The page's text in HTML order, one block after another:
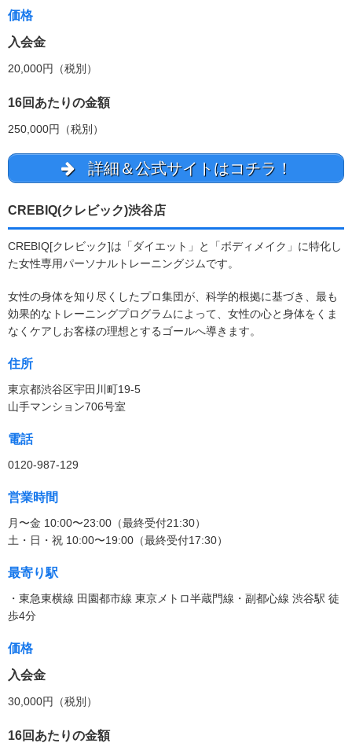
価格
入会金
20,000円（税別）
16回あたりの金額
250,000円（税別）
詳細＆公式サイトはコチラ！
CREBIQ(クレビック)渋谷店
CREBIQ[クレビック]は「ダイエット」と「ボディメイク」に特化し
た女性専用パーソナルトレーニングジムです。
女性の身体を知り尽くしたプロ集団が、科学的根拠に基づき、最も
効果的なトレーニングプログラムによって、女性の心と身体をくま
なくケアしお客様の理想とするゴールへ導きます。
住所
東京都渋谷区宇田川町19-5
山手マンション706号室
電話
0120-987-129
営業時間
月〜金 10:00〜23:00（最終受付21:30）
土・日・祝 10:00〜19:00（最終受付17:30）
最寄り駅
・東急東横線 田園都市線 東京メトロ半蔵門線・副都心線 渋谷駅 徒
歩4分
価格
入会金
30,000円（税別）
16回あたりの金額